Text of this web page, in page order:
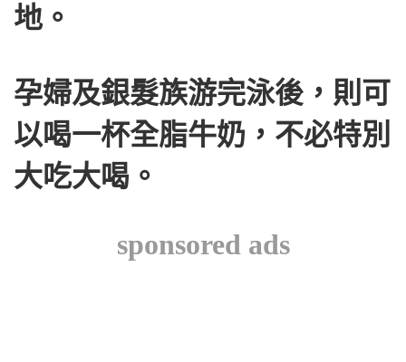
地。
孕婦及銀髮族游完泳後，則可
以喝一杯全脂牛奶，不必特別
大吃大喝。
sponsored ads